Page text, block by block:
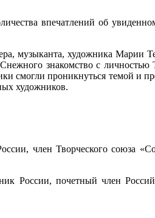
впечатлений об
музыканта, художника Марии
знакомство с
смогли проникнуться темой и
художников.
член Творческого союза
России, почетный член